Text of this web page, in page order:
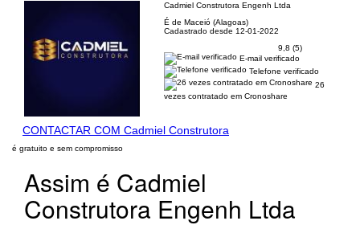
Cadmiel Construtora Engenh Ltda
É de Maceió (Alagoas)
Cadastrado desde 12-01-2022
9,8 (5)
E-mail verificado
Telefone verificado
26
vezes contratado em Cronoshare
CONTACTAR COM Cadmiel Construtora
é gratuito e sem compromisso
Assim é Cadmiel
Construtora Engenh Ltda